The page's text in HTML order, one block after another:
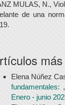
MULAS, N.,
de una
Elena Núñez
fundamentales: ,
Enero - junio